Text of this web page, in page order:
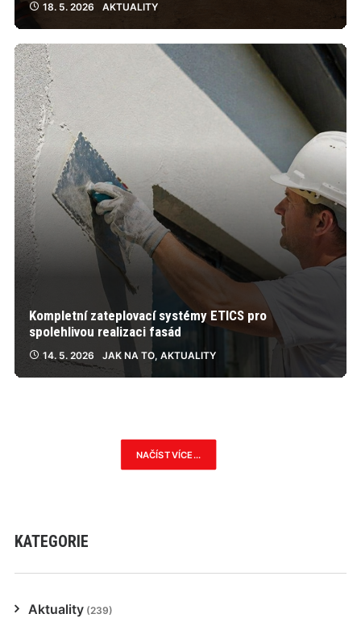
KATEGORIE
Aktuality (239)
18. 5. 2026 AKTUALITY
Kompletní zateplovací systémy ETICS pro
spolehlivou realizaci fasád
14. 5. 2026 JAK NA TO, AKTUALITY
NAČÍST VÍCE...